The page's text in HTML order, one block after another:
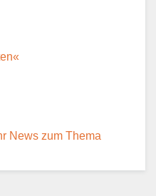
News zum Thema